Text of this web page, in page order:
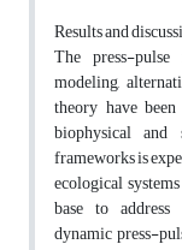
Results and
The press-pulse
modeling,
theory have
biophysical and
frameworks is
ecological
base to address
dynamic press-